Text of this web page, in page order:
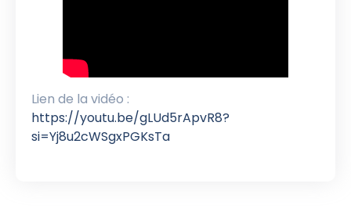
Lien de la vidéo :
https://youtu.be/gLUd5rApvR8?
si=Yj8u2cWSgxPGKsTa